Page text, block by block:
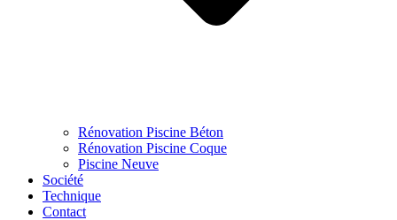
Rénovation Piscine Béton
Rénovation Piscine Coque
Piscine Neuve
Société
Technique
Contact